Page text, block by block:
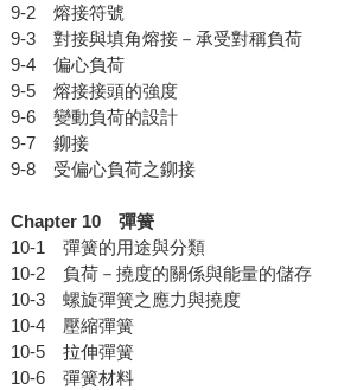
9-2 熔接符號
9-3 對接與填角熔接－承受對稱負荷
9-4 偏心負荷
9-5 熔接接頭的強度
9-6 變動負荷的設計
9-7 鉚接
9-8 受偏心負荷之鉚接
Chapter 10彈簧
10-1 彈簧的用途與分類
10-2 負荷－撓度的關係與能量的儲存
10-3 螺旋彈簧之應力與撓度
10-4 壓縮彈簧
10-5 拉伸彈簧
10-6 彈簧材料